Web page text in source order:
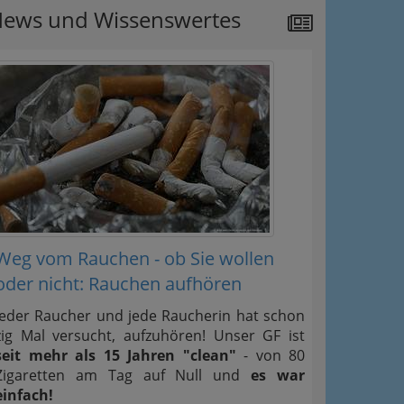
und Wissenswertes
vom Rauchen - ob Sie wollen
nicht: Rauchen aufhören
Raucher und jede Raucherin hat schon
Mal versucht, aufzuhören! Unser GF ist
mehr als 15 Jahren "clean" - von 80
am Tag auf Null undes war